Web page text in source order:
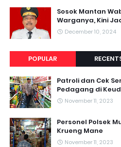
Sosok Mantan
Warganya, Kini
December 10, 2024
POPULAR
Patroli dan Cek
Pedagang di
November 11, 2023
Personel Polsek
Krueng Mane
November 11, 2023